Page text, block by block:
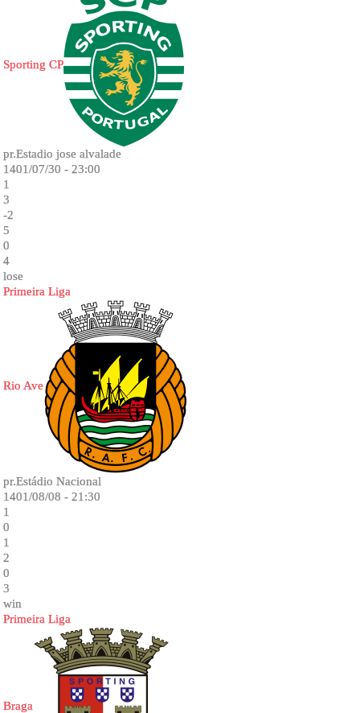
Sporting CP
pr.Estadio jose alvalade
1401/07/30 - 23:00
1
3
-2
5
0
4
lose
Primeira Liga
Rio Ave
pr.Estádio Nacional
1401/08/08 - 21:30
1
0
1
2
0
3
win
Primeira Liga
Braga